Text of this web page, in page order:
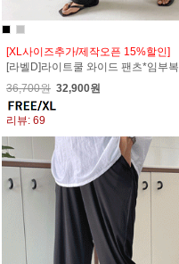
[XL사이즈추가/제작오픈 15%할인]
[라벨D]라이트쿨 와이드 팬츠*임부복
36,700원 32,900원
리뷰: 69